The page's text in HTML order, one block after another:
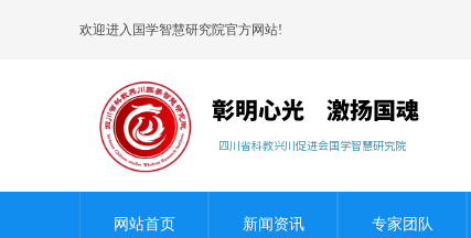
欢迎进入国学智慧研究院官方网站!
网站首页 新闻资讯 专家团队